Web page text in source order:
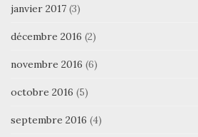
janvier 2017 (3)
décembre 2016 (2)
novembre 2016 (6)
octobre 2016 (5)
septembre 2016 (4)